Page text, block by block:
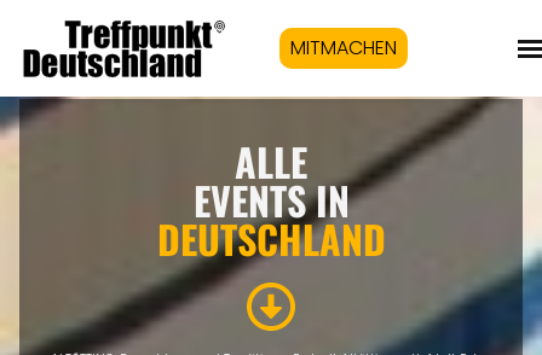
MITMACHEN
ALLE
EVENTS IN
DEUTSCHLAND